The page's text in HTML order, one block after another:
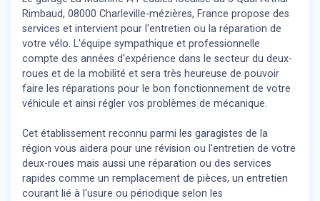
Rimbaud, 08000 Charleville-mézières, France propose des
services et intervient pour l'entretien ou la réparation de
votre vélo. L'équipe sympathique et professionnelle
compte des années d'expérience dans le secteur du deux-
roues et de la mobilité et sera très heureuse de pouvoir
faire les réparations pour le bon fonctionnement de votre
véhicule et ainsi régler vos problèmes de mécanique.
Cet établissement reconnu parmi les garagistes de la
région vous aidera pour une révision ou l'entretien de votre
deux-roues mais aussi une réparation ou des services
rapides comme un remplacement de pièces, un entretien
courant lié à l'usure ou périodique selon les